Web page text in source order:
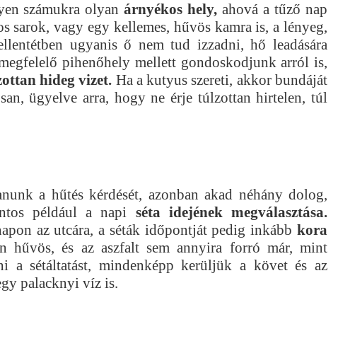
számukra olyan árnyékos hely, ahová a tűző nap
sarok, vagy egy kellemes, hűvös kamra is, a lényeg,
ugyanis ő nem tud izzadni, hő leadására
pihenőhely mellett gondoskodjunk arról is,
hideg vizet. Ha a kutyus szereti, akkor bundáját
ügyelve arra, hogy ne érje túlzottan hirtelen, túl
a hűtés kérdését, azonban akad néhány dolog,
például a napi séta idejének megválasztása.
az utcára, a séták időpontját pedig inkább kora
hűvös, és az aszfalt sem annyira forró már, mint
a sétáltatást, mindenképp kerüljük a követ és az
palacknyi víz is.